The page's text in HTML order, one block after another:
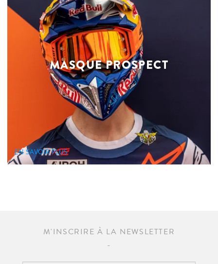
MASQUE PROSPECT
EN SAVOIR PLUS
M'INSCRIRE À LA NEWSLETTER